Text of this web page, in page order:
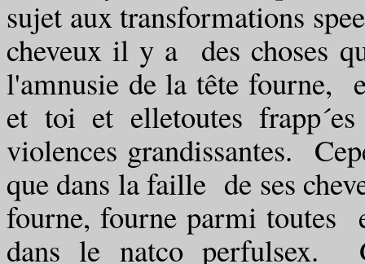
sujet aux transformations
cheveux il y a des choses
l'amnusie de la tête fourne,
et toi et elletoutes
violences grandissantes.
que dans la faille de ses
fourne, fourne parmi toutes
dans le natco perfulsex.